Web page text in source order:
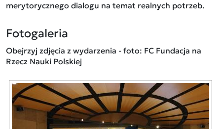
merytorycznego dialogu na temat realnych potrzeb.
Fotogaleria
Obejrzyj zdjęcia z wydarzenia - foto: FC Fundacja na
Rzecz Nauki Polskiej